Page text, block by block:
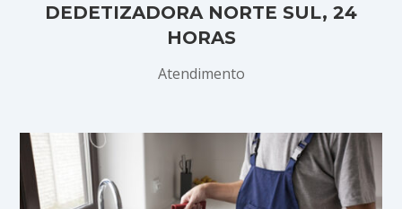
DEDETIZADORA NORTE SUL, 24
HORAS
Atendimento